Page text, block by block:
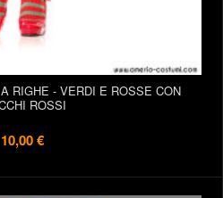
RIGHE - VERDI E ROSSE CON
ROSSI
10,00 €